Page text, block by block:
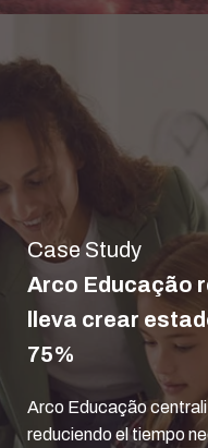
Case Study
Arco Educação
lleva crear
75%
Arco Educação
reduciendo el tiempo